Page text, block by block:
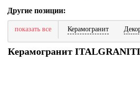
Другие позиции:
показать все Керамогранит
Керамогранит